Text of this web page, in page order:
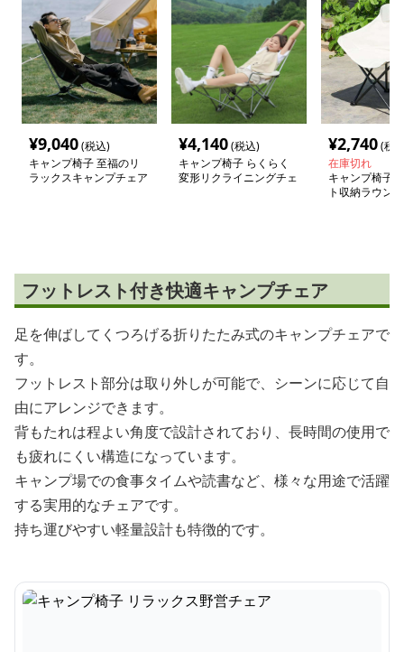
¥9,040(税込)
キャンプ椅子 至福のリ
ラックスキャンプチェア
¥4,140(税込)
キャンプ椅子 らくらく
変形リクライニングチェ
¥2,740(税
在庫切れ
キャンプ椅子
ト収納ラウン
フットレスト付き快適キャンプチェア
足を伸ばしてくつろげる折りたたみ式のキャンプチェアで
す。
フットレスト部分は取り外しが可能で、シーンに応じて自
由にアレンジできます。
背もたれは程よい角度で設計されており、長時間の使用で
も疲れにくい構造になっています。
キャンプ場での食事タイムや読書など、様々な用途で活躍
する実用的なチェアです。
持ち運びやすい軽量設計も特徴的です。